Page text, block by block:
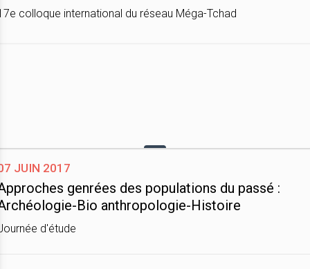
colloque international du réseau Méga-Tchad
juin 2017
genrées des populations du passé :
Bio anthropologie-Histoire
d'étude